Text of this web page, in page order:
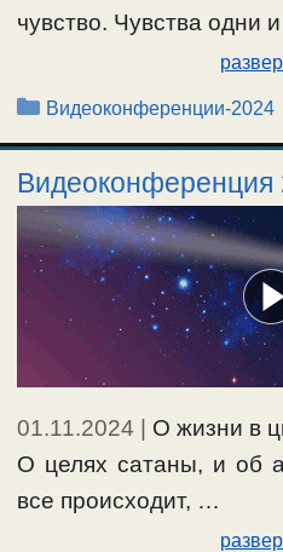
чувство. Чувства одни
Рубрики
Видеоконференции-2024
Видеоконференция
01.11.2024 | О жизни в
О целях сатаны, и об
все происходит, …